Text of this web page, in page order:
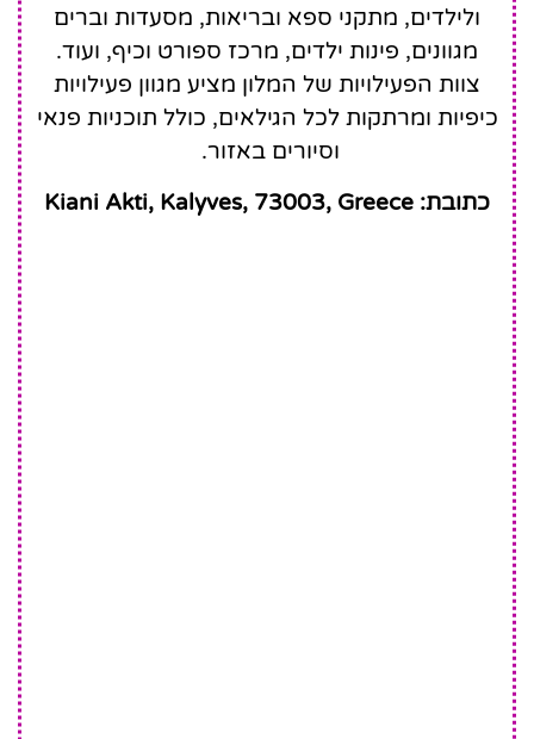
ולילדים, מתקני ספא ובריאות, מסעדות וברים
מגוונים, פינות ילדים, מרכז ספורט וכיף, ועוד.
צוות הפעילויות של המלון מציע מגוון פעילויות
כיפיות ומרתקות לכל הגילאים, כולל תוכניות פנאי
וסיורים באזור.
כתובת: Kiani Akti, Kalyves, 73003, Greece